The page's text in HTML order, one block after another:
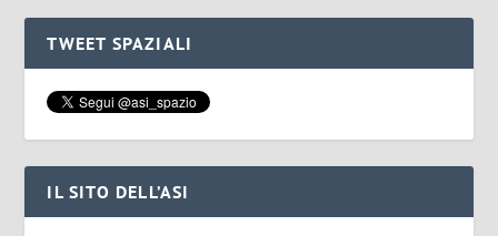
TWEET SPAZIALI
IL SITO DELL’ASI